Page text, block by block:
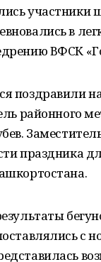
участники
в
ВФСК
поздравили
районного
праздника
с